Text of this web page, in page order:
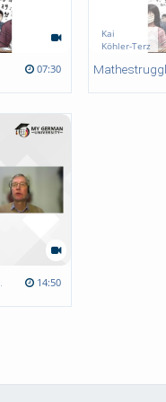
07:30
Kai
Köhler-Terz
14:50